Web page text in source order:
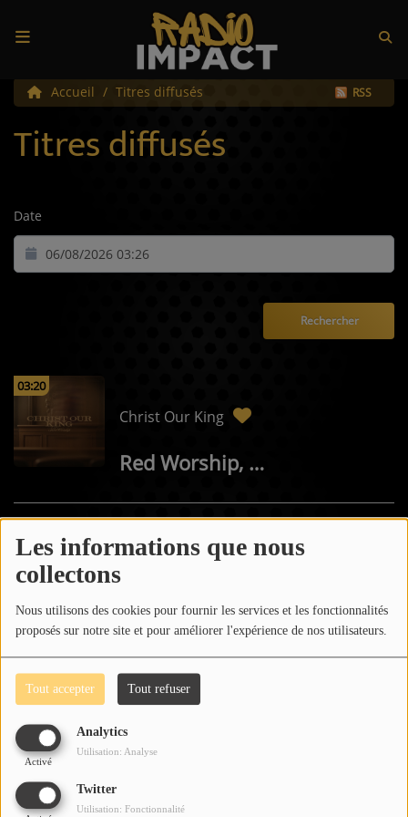
Les informations que nous
collectons
Nous utilisons des cookies pour fournir les services et les fonctionnalités
proposés sur notre site et pour améliorer l'expérience de nos utilisateurs.
Tout accepter Tout refuser
Analytics
Activé
Utilisation: Analyse
Twitter
Utilisation: Fonctionnalité
Accueil
Radio
Appli IMPACT
Titres diffusés
Top Track
Musique
Actualités
Agenda
Médias
Clips Vidéo
Participe
Soutenir Impact
Mur des kiffs
Dédicaces audio
Accueil Titres diffusés RSS
Titres diffusés
Date
03:20
Christ Our King
Red Worship, Jonathan Traylor, Trinity Anderson
BRAG WORSHIP
03:14
Guérir
Ecole Pierre